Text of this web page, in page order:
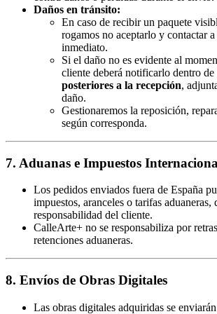
Daños en tránsito:
En caso de recibir un paquete
rogamos no aceptarlo y contactar
inmediato.
Si el daño no es evidente al
cliente deberá notificarlo dentro de
posteriores a la recepción,
daño.
Gestionaremos la reposición,
según corresponda.
7. Aduanas e Impuestos
Los pedidos enviados fuera de España
impuestos, aranceles o tarifas aduaneras,
responsabilidad del cliente.
CalleArte+ no se responsabiliza por
retenciones aduaneras.
8. Envíos de Obras Digitales
Las obras digitales adquiridas se